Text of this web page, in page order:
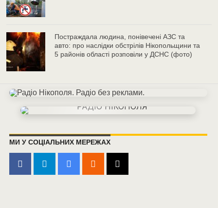
Постраждала людина, понівечені АЗС та
авто: про наслідки обстрілів Нікопольщини та
5 районів області розповіли у ДСНС (фото)
МИ У СОЦІАЛЬНИХ МЕРЕЖАХ